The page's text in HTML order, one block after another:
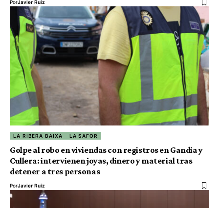
PorJavier Ruiz
LA RIBERA BAIXA LA SAFOR
Golpe al robo en viviendas con registros en Gandia y
Cullera: intervienen joyas, dinero y material tras
detener a tres personas
PorJavier Ruiz